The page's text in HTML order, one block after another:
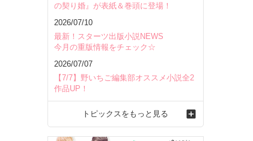
の契り婚』が表紙＆巻頭に登場！
2026/07/10
最新！スターツ出版小説NEWS
今月の重版情報をチェック☆
2026/07/07
【7/7】野いちご編集部オススメ小説全2
作品UP！
トピックスをもっと見る